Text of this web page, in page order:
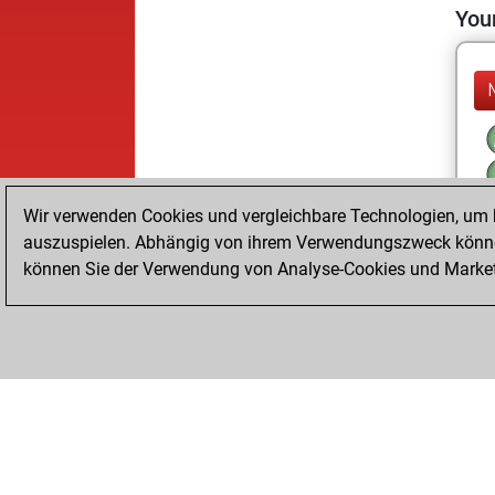
Wir verwenden Cookies und vergleichbare Technologien,
auszuspielen. Abhängig von ihrem Verwendungszweck
können Sie der Verwendung von Analyse-Cookies und